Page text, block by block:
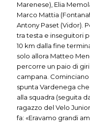
Marenese), Elia
Marco Mattia
Antony Paset (Vidor).
tra testa e inseguitori
10 km dalla fine
solo allora Matteo
percorre un paio di
campana.
spunta Vardenega
alla squadra (seguita
ragazzo del Velo
fa: «Eravamo grandi